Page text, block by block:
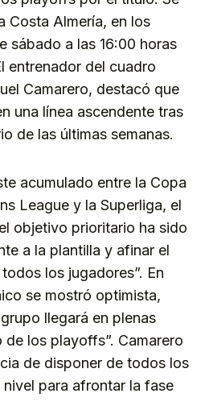
Costa Almería, en los
sábado a las 16:00 horas
entrenador del cuadro
Camarero, destacó que
una línea ascendente tras
de las últimas semanas.
acumulado entre la Copa
League y la Superliga, el
objetivo prioritario ha sido
a la plantilla y afinar el
los jugadores”. En
se mostró optimista,
llegará en plenas
los playoffs”. Camarero
de disponer de todos los
para afrontar la fase